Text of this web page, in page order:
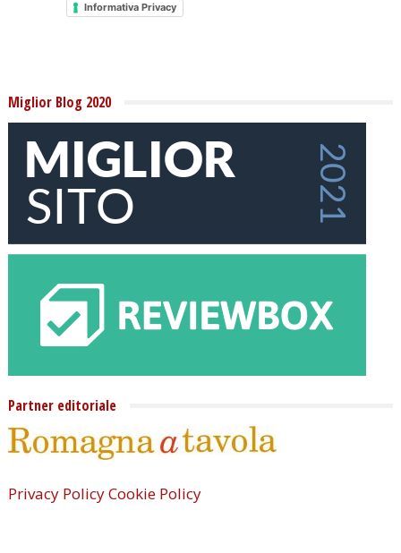
Informativa Privacy
Miglior Blog 2020
Partner editoriale
Privacy PolicyCookie Policy